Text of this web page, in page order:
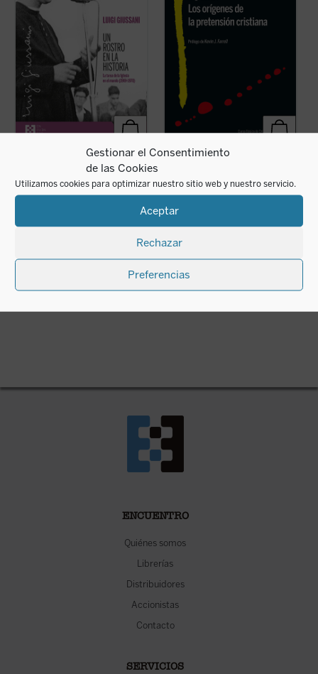
Gestionar el Consentimiento
de las Cookies
Utilizamos cookies para optimizar nuestro sitio web y nuestro servicio.
Aceptar
Rechazar
Preferencias
de esperanza y verdad para el hombre
contemporáneo.
Un rostro en la historia
DISPONIBLE EN PREVENTA
pretensión cristiana
no es un tratado ...
(ver ficha)
Los orígenes de la
Luigi Giussani
18,00
ENCUENTRO
Quiénes somos
Librerías
Distribuidores
Accionistas
Contacto
SERVICIOS